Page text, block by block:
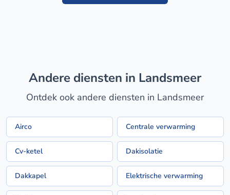
Andere diensten in Landsmeer
Ontdek ook andere diensten in Landsmeer
Airco Centrale verwarming
Cv-ketel Dakisolatie
Dakkapel Elektrische verwarming